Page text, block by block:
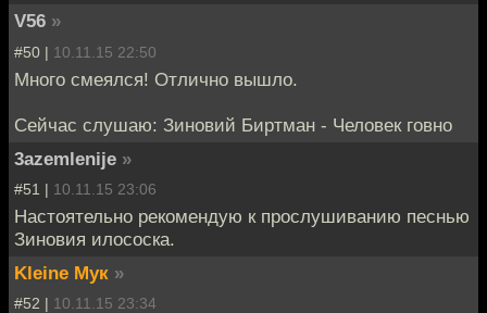
V56 »
#50 | 10.11.15 22:50
Много смеялся! Отлично вышло.
Сейчас слушаю: Зиновий Биртман - Человек говно
3azemlenije »
#51 | 10.11.15 23:06
Настоятельно рекомендую к прослушиванию песнью
Зиновия илососка.
Kleine Мук »
#52 | 10.11.15 23:34